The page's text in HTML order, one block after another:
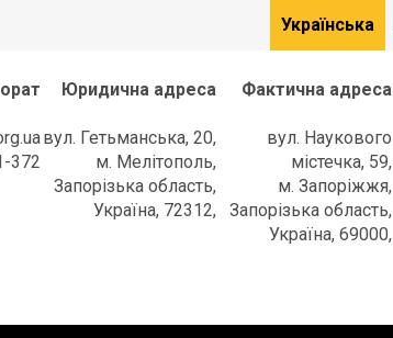
Українська
372
Юридична адреса
вул. Гетьманська, 20,
м. Мелітополь,
Запорізька область,
Україна, 72312,
Фактична адреса
вул. Наукового
містечка, 59,
м. Запоріжжя,
Запорізька область,
Україна, 69000,